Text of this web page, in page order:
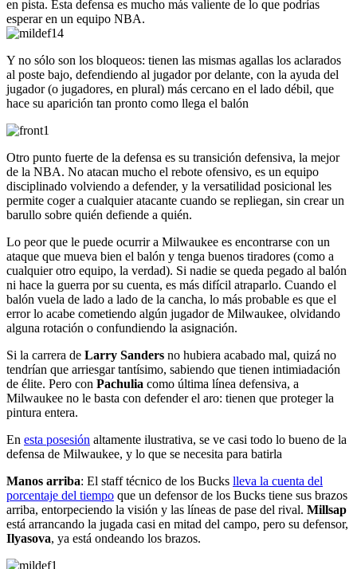
en pista. Esta defensa es mucho más valiente de lo que podrías
esperar en un equipo NBA.
Y no sólo son los bloqueos: tienen las mismas agallas los aclarados
al poste bajo, defendiendo al jugador por delante, con la ayuda del
jugador (o jugadores, en plural) más cercano en el lado débil, que
hace su aparición tan pronto como llega el balón
Otro punto fuerte de la defensa es su transición defensiva, la mejor
de la NBA. No atacan mucho el rebote ofensivo, es un equipo
disciplinado volviendo a defender, y la versatilidad posicional les
permite coger a cualquier atacante cuando se repliegan, sin crear un
barullo sobre quién defiende a quién.
Lo peor que le puede ocurrir a Milwaukee es encontrarse con un
ataque que mueva bien el balón y tenga buenos tiradores (como a
cualquier otro equipo, la verdad). Si nadie se queda pegado al balón
ni hace la guerra por su cuenta, es más difícil atraparlo. Cuando el
balón vuela de lado a lado de la cancha, lo más probable es que el
error lo acabe cometiendo algún jugador de Milwaukee, olvidando
alguna rotación o confundiendo la asignación.
Si la carrera de Larry Sanders no hubiera acabado mal, quizá no
tendrían que arriesgar tantísimo, sabiendo que tienen intimiadación
de élite. Pero con Pachulia como última línea defensiva, a
Milwaukee no le basta con defender el aro: tienen que proteger la
pintura entera.
En esta posesión altamente ilustrativa, se ve casi todo lo bueno de la
defensa de Milwaukee, y lo que se necesita para batirla
Manos arriba: El staff técnico de los Bucks lleva la cuenta del
porcentaje del tiempo que un defensor de los Bucks tiene sus brazos
arriba, entorpeciendo la visión y las líneas de pase del rival. Millsap
está arrancando la jugada casi en mitad del campo, pero su defensor,
Ilyasova, ya está ondeando los brazos.